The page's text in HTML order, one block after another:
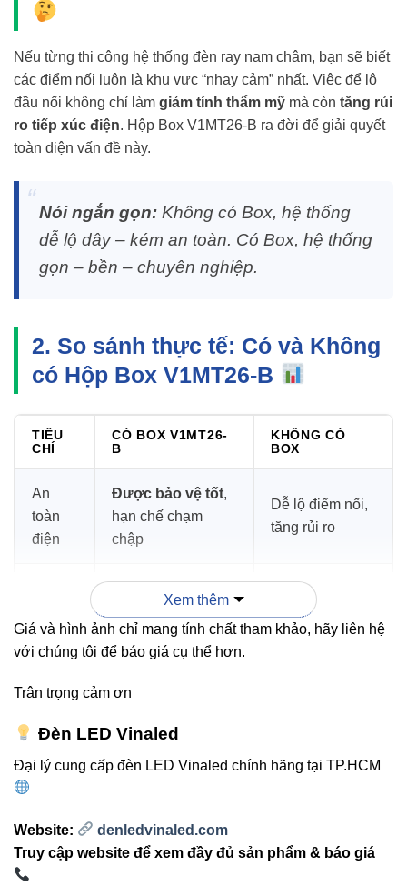
Nếu từng thi công hệ thống đèn ray nam châm, bạn sẽ biết
các điểm nối luôn là khu vực “nhạy cảm” nhất. Việc để lộ
đầu nối không chỉ làm giảm tính thẩm mỹ mà còn tăng rủi
ro tiếp xúc điện. Hộp Box V1MT26-B ra đời để giải quyết
toàn diện vấn đề này.
Nói ngắn gọn: Không có Box, hệ thống
dễ lộ dây – kém an toàn. Có Box, hệ thống
gọn – bền – chuyên nghiệp.
2. So sánh thực tế: Có và Không
có Hộp Box V1MT26-B
TIÊU
CHÍ
CÓ BOX V1MT26-
B
KHÔNG CÓ
BOX
An
toàn
điện
Được bảo vệ tốt,
hạn chế chạm
chập
Dễ lộ điểm nối,
tăng rủi ro
Nhìn thô, mất
mỹ quan
Độ
Bảo trì
Nhanh – dễ thao
kiểm tra từng
Xem thêm
Giá và hình ảnh chỉ mang tính chất tham khảo, hãy liên hệ
với chúng tôi để báo giá cụ thể hơn.
Trân trọng cảm ơn
Đèn LED Vinaled
Đại lý cung cấp đèn LED Vinaled chính hãng tại TP.HCM
Website:
denledvinaled.com
Truy cập website để xem đầy đủ sản phẩm & báo giá